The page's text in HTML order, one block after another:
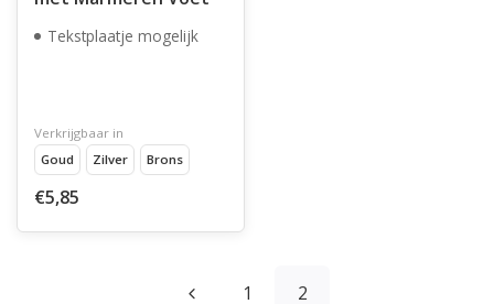
Tekstplaatje mogelijk
Verkrijgbaar in
Goud
Zilver Brons
€5,85
1 2